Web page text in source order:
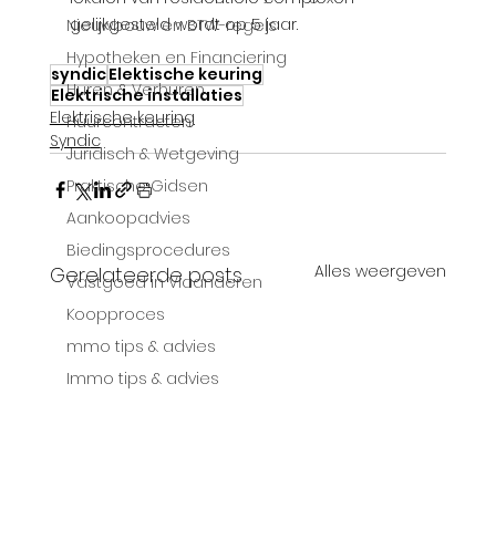
Nieuwbouw en BTW-regels
Hypotheken en Financiering
Huren & Verhuren
Huurcontracten
Juridisch & Wetgeving
Praktische Gidsen
Aankoopadvies
Biedingsprocedures
Vastgoed in Vlaanderen
Koopproces
mmo tips & advies
Immo tips & advies
gelijkgesteld wordt op 5 jaar.
syndicElektische keuring
Elektrische installaties
Elektrische keuring
Syndic
Gerelateerde posts Alles weergeven